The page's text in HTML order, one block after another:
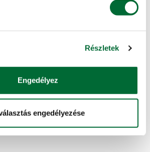
Részletek
Engedélyez
engedélyezése
fizetés